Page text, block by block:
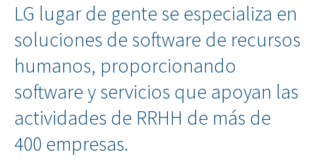
LG lugar de gente se especializa en
soluciones de software de recursos
humanos, proporcionando
software y servicios que apoyan las
actividades de RRHH de más de
400 empresas.